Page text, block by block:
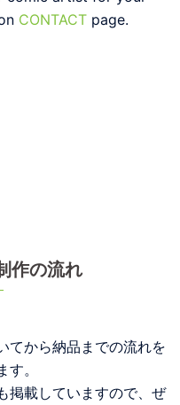
CONTACT page.
作の流れ
てから納品までの流れを
。
掲載していますので、ぜ